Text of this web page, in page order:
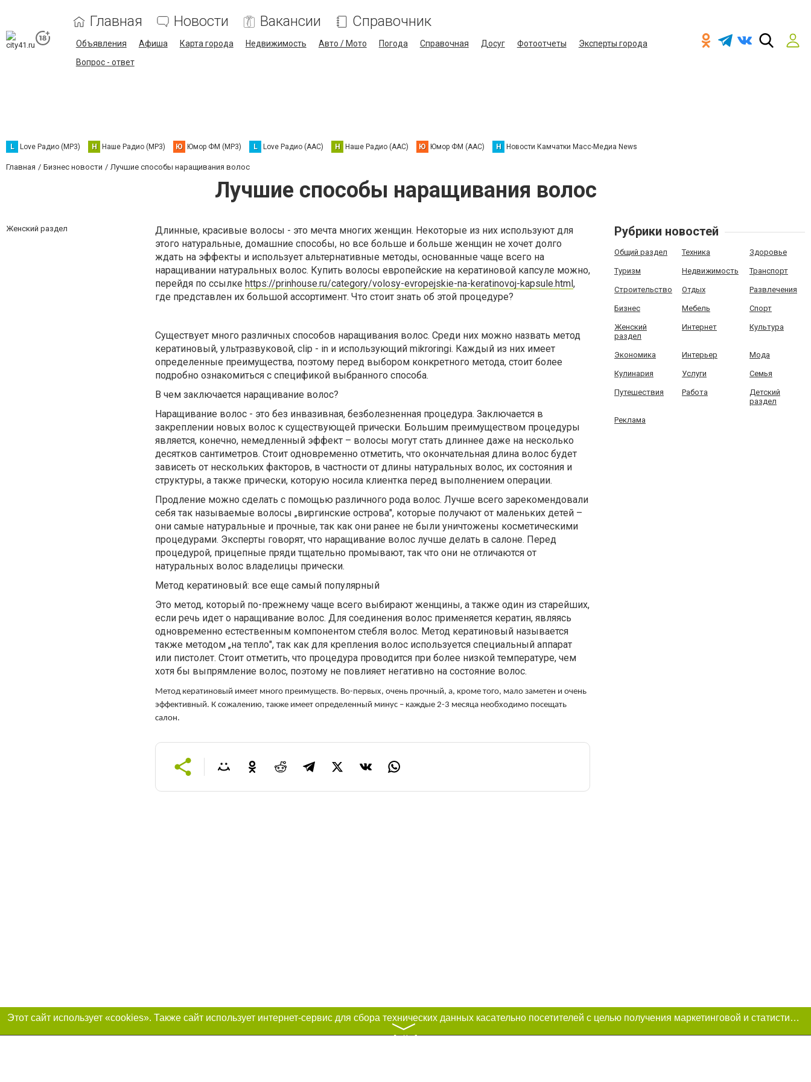
Главная Новости Вакансии Справочник
Объявления Афиша Карта города Недвижимость Авто / Мото Погода Справочная Досуг Фотоотчеты
Эксперты города
Вопрос - ответ
L Love Радио (MP3) Н Наше Радио (MP3) Ю Юмор ФМ (MP3) L Love Радио (AAC) Н Наше Радио (AAC) Ю Юмор ФМ (AAC) Н Новости Камчатки Масс-Медиа News
Главная Бизнес новости Лучшие способы наращивания волос
Лучшие способы наращивания волос
Женский раздел
Длинные, красивые волосы - это мечта многих женщин. Некоторые из них используют для
этого натуральные, домашние способы, но все больше и больше женщин не хочет долго
ждать на эффекты и использует альтернативные методы, основанные чаще всего на
наращивании натуральных волос. Купить волосы европейские на кератиновой капсуле можно,
перейдя по ссылке https://prinhouse.ru/category/volosy-evropejskie-na-keratinovoj-kapsule.html,
где представлен их большой ассортимент. Что стоит знать об этой процедуре?
Существует много различных способов наращивания волос. Среди них можно назвать метод
кератиновый, ультразвуковой, clip - in и использующий mikroringi. Каждый из них имеет
определенные преимущества, поэтому перед выбором конкретного метода, стоит более
подробно ознакомиться с спецификой выбранного способа.
В чем заключается наращивание волос?
Наращивание волос - это без инвазивная, безболезненная процедура. Заключается в
закреплении новых волос к существующей прически. Большим преимуществом процедуры
является, конечно, немедленный эффект – волосы могут стать длиннее даже на несколько
десятков сантиметров. Стоит одновременно отметить, что окончательная длина волос будет
зависеть от нескольких факторов, в частности от длины натуральных волос, их состояния и
структуры, а также прически, которую носила клиентка перед выполнением операции.
Продление можно сделать с помощью различного рода волос. Лучше всего зарекомендовали
себя так называемые волосы „виргинские острова", которые получают от маленьких детей –
они самые натуральные и прочные, так как они ранее не были уничтожены косметическими
процедурами. Эксперты говорят, что наращивание волос лучше делать в салоне. Перед
процедурой, прицепные пряди тщательно промывают, так что они не отличаются от
натуральных волос владелицы прически.
Метод кератиновый: все еще самый популярный
Это метод, который по-прежнему чаще всего выбирают женщины, а также один из старейших,
если речь идет о наращивание волос. Для соединения волос применяется кератин, являясь
одновременно естественным компонентом стебля волос. Метод кератиновый называется
также методом „на тепло", так как для крепления волос используется специальный аппарат
или пистолет. Стоит отметить, что процедура проводится при более низкой температуре, чем
хотя бы выпрямление волос, поэтому не повлияет негативно на состояние волос.
Метод кератиновый имеет много преимуществ. Во-первых, очень прочный, а, кроме того, мало заметен и очень
эффективный. К сожалению, также имеет определенный минус – каждые 2-3 месяца необходимо посещать
салон.
Рубрики новостей
Общий раздел Техника Здоровье
Туризм Недвижимость Транспорт
Строительство Отдых Развлечения
Бизнес Мебель Спорт
Женский
раздел
Интернет Культура
Экономика Интерьер Мода
Кулинария Услуги Семья
Путешествия Работа
Детский
раздел
Реклама
Этот сайт использует «cookies». Также сайт использует интернет-сервис для сбора технических данных касательно посетителей с целью получения маркетинговой и статистической информации. Условия обработки данных посетителей сайта см.
〉